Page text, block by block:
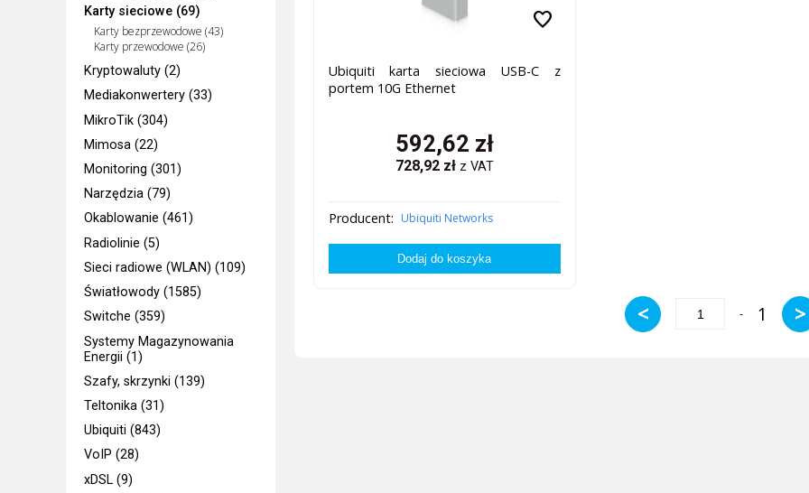
Karty sieciowe (69)
Karty bezprzewodowe (43)
Karty przewodowe (26)
Kryptowaluty (2)
Mediakonwertery (33)
MikroTik (304)
Mimosa (22)
Monitoring (301)
Narzędzia (79)
Okablowanie (461)
Radiolinie (5)
Sieci radiowe (WLAN) (109)
Światłowody (1585)
Switche (359)
Systemy Magazynowania
Energii (1)
Szafy, skrzynki (139)
Teltonika (31)
Ubiquiti (843)
VoIP (28)
xDSL (9)
favorite
Ubiquiti karta sieciowa USB-C z
portem 10G Ethernet
592,62 zł
728,92zł z VAT
Producent: Ubiquiti Networks
< - 1 >